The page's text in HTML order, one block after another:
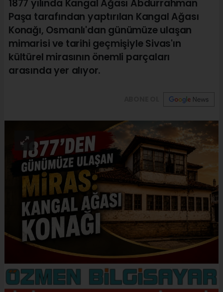
1877 yılında Kangal Ağası Abdurrahman
Paşa tarafından yaptırılan Kangal Ağası
Konağı, Osmanlı'dan günümüze ulaşan
mimarisi ve tarihi geçmişiyle Sivas'ın
kültürel mirasının önemli parçaları
arasında yer alıyor.